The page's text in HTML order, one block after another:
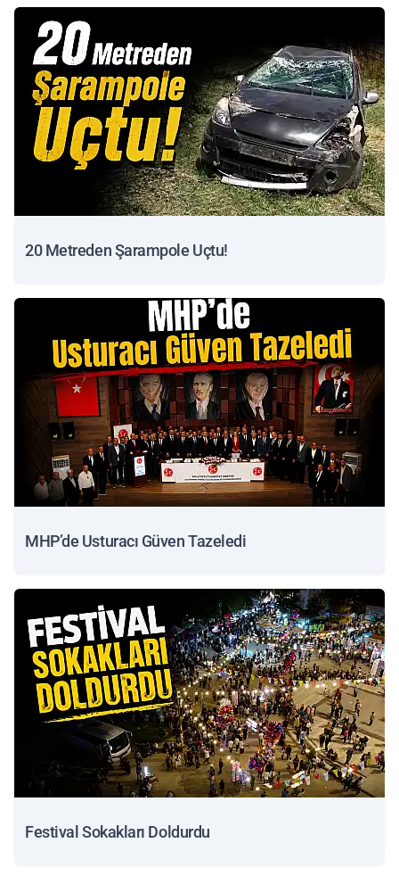
20 Metreden Şarampole Uçtu!
MHP’de Usturacı Güven Tazeledi
Festival Sokakları Doldurdu